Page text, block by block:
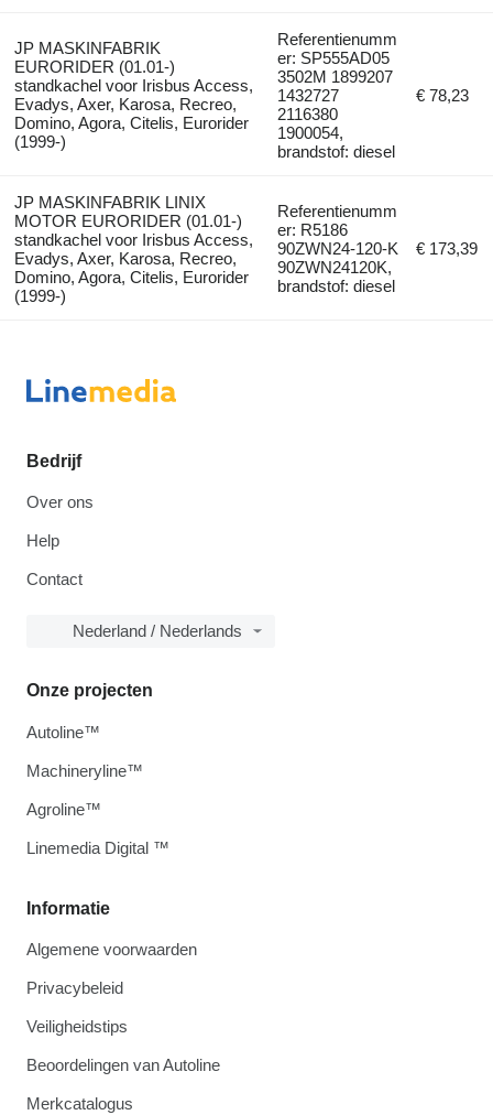
JP MASKINFABRIK
EURORIDER (01.01-)
standkachel voor Irisbus Access,
Evadys, Axer, Karosa, Recreo,
Domino, Agora, Citelis, Eurorider
(1999-)
Referentienumm
er: SP555AD05
3502M 1899207
1432727
2116380
1900054,
brandstof: diesel
€ 78,23
JP MASKINFABRIK LINIX
MOTOR EURORIDER (01.01-)
standkachel voor Irisbus Access,
Evadys, Axer, Karosa, Recreo,
Domino, Agora, Citelis, Eurorider
(1999-)
Referentienumm
er: R5186
90ZWN24-120-K
90ZWN24120K,
brandstof: diesel
€ 173,39
Bedrijf
Over ons
Help
Contact
Nederland / Nederlands
Informatie
Algemene voorwaarden
Privacybeleid
Veiligheidstips
Beoordelingen van Autoline
Merkcatalogus
Onze projecten
Autoline™
Machineryline™
Agroline™
Linemedia Digital ™